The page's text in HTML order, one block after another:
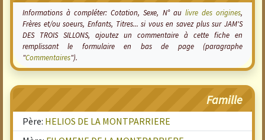
Informations à compléter: Cotation, Sexe, N° au livre des origines,
Frères et/ou soeurs, Enfants, Titres... si vous en savez plus sur JAM'S
DES TROIS SILLONS, ajoutez un commentaire à cette fiche en
remplissant le formulaire en bas de page (paragraphe
"Commentaires").
Famille
Père: HELIOS DE LA MONTPARRIERE